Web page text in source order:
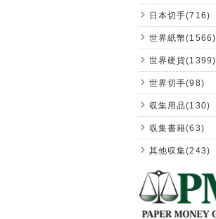
日本切手(716)
世界紙幣(1566)
世界硬貨(1399)
世界切手(98)
収集用品(130)
収集書籍(63)
其他収集(243)